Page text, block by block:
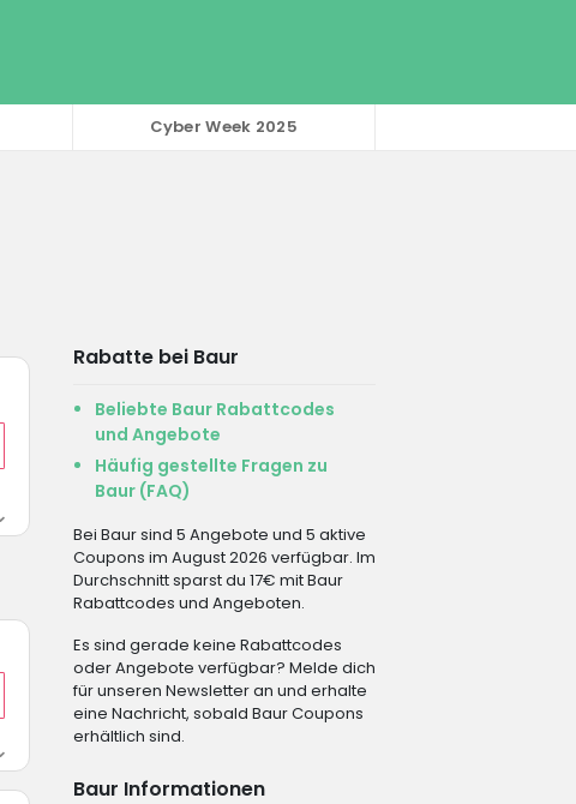
Cyber Week 2025
Rabatte bei Baur
Beliebte Baur Rabattcodes
und Angebote
Häufig gestellte Fragen zu
Baur (FAQ)
Bei Baur sind 5 Angebote und 5 aktive
Coupons im August 2026 verfügbar. Im
Durchschnitt sparst du 17€ mit Baur
Rabattcodes und Angeboten.
Es sind gerade keine Rabattcodes
oder Angebote verfügbar? Melde dich
für unseren Newsletter an und erhalte
eine Nachricht, sobald Baur Coupons
erhältlich sind.
Baur Informationen